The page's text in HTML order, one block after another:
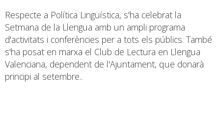
Respecte a Política Lingüística, s'ha celebrat la
Setmana de la Llengua amb un ampli programa
d'activitats i conferències per a tots els públics. També
s'ha posat en marxa el Club de Lectura en Llengua
Valenciana, dependent de l'Ajuntament, que donarà
principi al setembre..